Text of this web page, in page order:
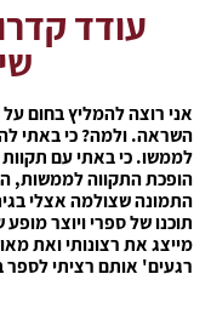
עודד
אני רוצה להמליץ בחום
השראה. ולמה? כי באתי
לממשו. כי באתי עם תקוות
הופכת התקווה לממשות,
התמונה שצולמה אצלי
תוכנו של ספרי ויוצר מופע
מייצג את רצונותי ואת
רגעים' אותם רציתי לספר